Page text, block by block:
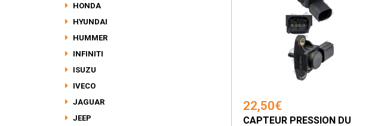
HONDA
HYUNDAI
HUMMER
INFINITI
ISUZU
IVECO
JAGUAR
JEEP
22,50€
CAPTEUR PRESSION DU